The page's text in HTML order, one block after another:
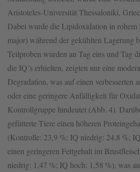
Aristoteles-Universität Thessaloniki,
Dabei wurde die Lipidoxidation in rohem
major) während der gekühlten Lagerung
Teilproben wurden an Tag eins und Tag
die IQ´s erhielten, zeigten nur eine
Degradation, was auf einen verbesserten
oder eine geringere Anfälligkeit für
Kontrollgruppe hindeutet (Abb. 4).
gefütterte Tiere einen höheren
(Kontrolle: 23,9 %; IQ niedrig: 24,8 %;
einen geringeren Fettgehalt im
niedrig: 1,47 %; IQ hoch: 1,58 %), was